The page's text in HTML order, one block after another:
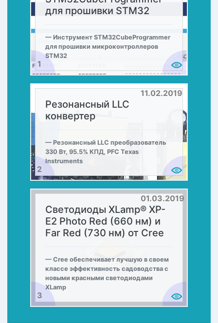
для прошивки STM32
Инструмент STM32CubeProgrammer
для прошивки микроконтроллеров
STM32
1
Резонансный LLC
конвертер
Резонансный LLC преобразователь
330 Вт, 95.5% КПД, PFC Texas
Instruments
11.02.2019
2
Светодиоды XLamp® XP-
E2 Photo Red (660 нм) и
Far Red (730 нм) от Cree
Cree обеспечивает лучшую в своем
классе эффективность садоводства с
новыми красными светодиодами
XLamp
01.03.2019
3